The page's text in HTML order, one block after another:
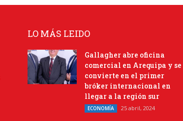
LO MÁS LEIDO
Gallagher abre oficina
comercial en Arequipa y se
convierte en el primer
bróker internacional en
llegar a la región sur
ECONOMÍA 25 abril, 2024